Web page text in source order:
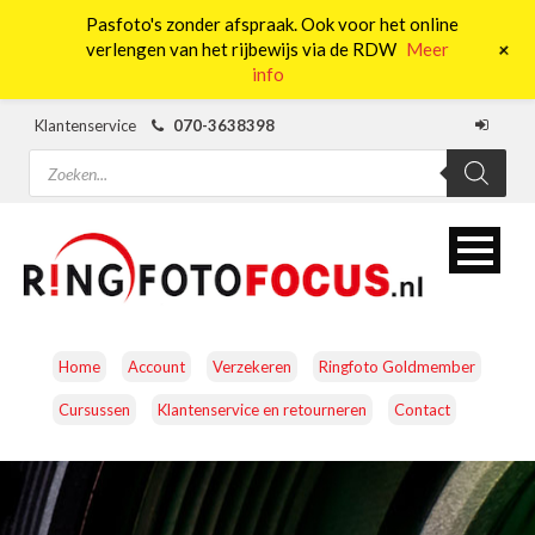
Klantenservice
070-3638398
Producten
zoeken
Home Account Verzekeren Ringfoto Goldmember
Cursussen Klantenservice en retourneren Contact
CAMERA’S OBJECTIEVEN ACCESSOIRES
Pasfoto's zonder afspraak. Ook voor het online
verlengen van het rijbewijs via de RDW Meer
info
+